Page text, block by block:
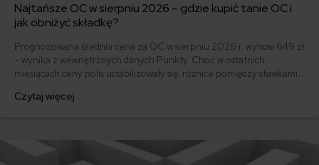
Najtańsze OC w sierpniu 2026 – gdzie kupić tanie OC i
jak obniżyć składkę?
Prognozowana średnia cena za OC w sierpniu 2026 r. wynosi 649 zł
– wynika z wewnętrznych danych Punkty. Choć w ostatnich
miesiącach ceny polis ustabilizowały się, różnice pomiędzy stawkami
500 zł, inni – powyżej 1500 zł. Gdzie znaleźć najtańsze OC w Polsce
Czytaj więcej